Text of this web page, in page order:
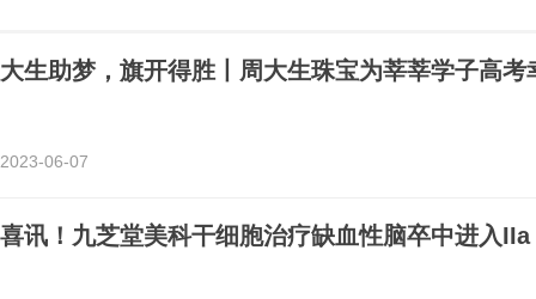
大生助梦，旗开得胜丨周大生珠宝为莘莘学子高考
2023-06-07
喜讯！九芝堂美科干细胞治疗缺血性脑卒中进入IIa